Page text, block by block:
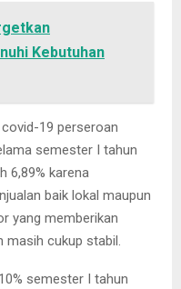
Kebutuhan
19 perseroan
semester I tahun
6,89% karena
baik lokal maupun
yang memberikan
masih cukup stabil.
semester I tahun